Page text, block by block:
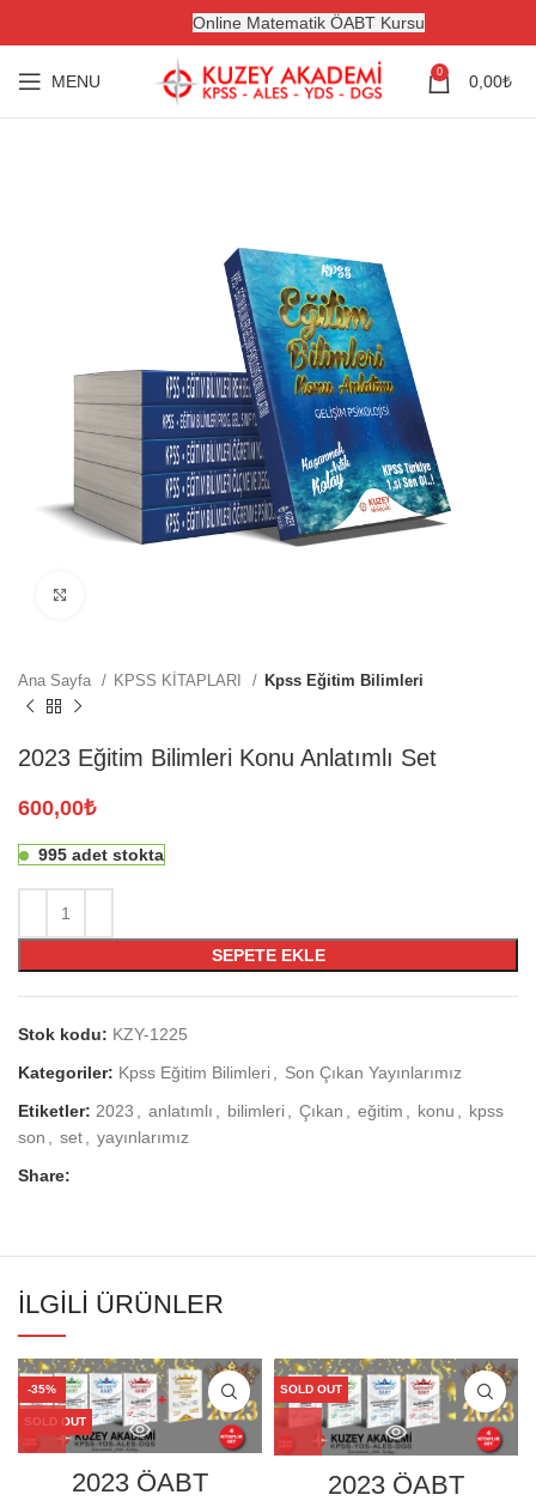
Online Matematik ÖABT Kursu
MENU 0 0,00₺
Ana Sayfa KPSS KİTAPLARI Kpss Eğitim Bilimleri
2023 Eğitim Bilimleri Konu Anlatımlı Set
600,00₺
995 adet stokta
SEPETE EKLE
Stok kodu: KZY-1225
Kategoriler: Kpss Eğitim Bilimleri
Son Çıkan Yayınlarımız
Etiketler: 2023 anlatımlı bilimleri Çıkan eğitim konu
kpss
son
set
yayınlarımız
Share:
İLGILI ÜRÜNLER
-35%
SOLD OUT
2023 ÖABT
SOLD OUT
2023 ÖABT